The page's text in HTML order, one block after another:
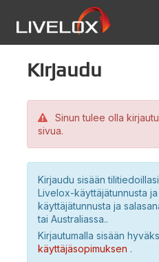
Kirjaudu
Sinun tulee olla
sivua.
Kirjaudu sisään
Livelox-käyttäjätunnusta
käyttäjätunnusta ja
tai Australiassa..
Kirjautumalla sisään
käyttäjäsopimuksen .